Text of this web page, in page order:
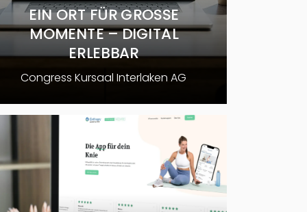
EIN ORT FÜR GROSSE M
OMENTE – DIGITAL E
RLEBBAR
Congress Kursaal Interlaken AG